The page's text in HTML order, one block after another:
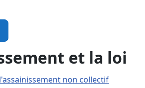
et la loi
non collectif